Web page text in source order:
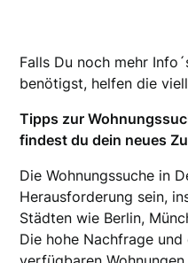
Falls Du noch mehr
benötigst, helfen die
Tipps zur
findest du dein neues
Die Wohnungssuche in
Herausforderung sein,
Städten wie Berlin,
Die hohe Nachfrage